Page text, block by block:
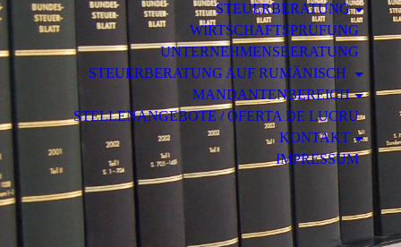
STEUERBERATUNG
WIRTSCHAFTSPRÜFUNG
UNTERNEHMENSBERATUNG
STEUERBERATUNG AUF RUMÄNISCH
MANDANTENBEREICH
STELLENANGEBOTE / OFERTA DE LUCRU
KONTAKT
IMPRESSUM